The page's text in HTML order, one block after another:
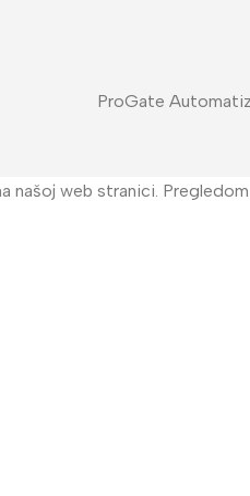
ProGate
web stranici.